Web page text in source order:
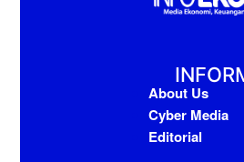
About Us
Cyber Media
Editorial